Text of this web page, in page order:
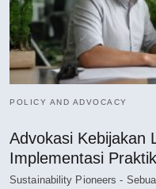
POLICY AND ADVOCACY
Advokasi Kebijakan
Implementasi
Sustainability Pioneers -